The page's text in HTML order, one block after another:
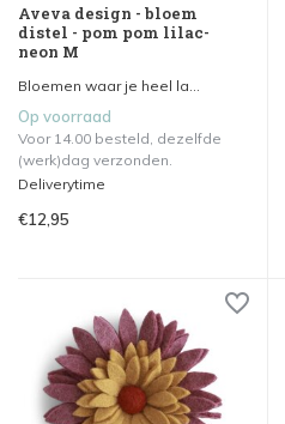
Aveva design - bloem
distel - pom pom lilac-
neon M
Bloemen waar je heel la...
Op voorraad
Voor 14.00 besteld, dezelfde
(werk)dag verzonden.
Deliverytime
€12,95